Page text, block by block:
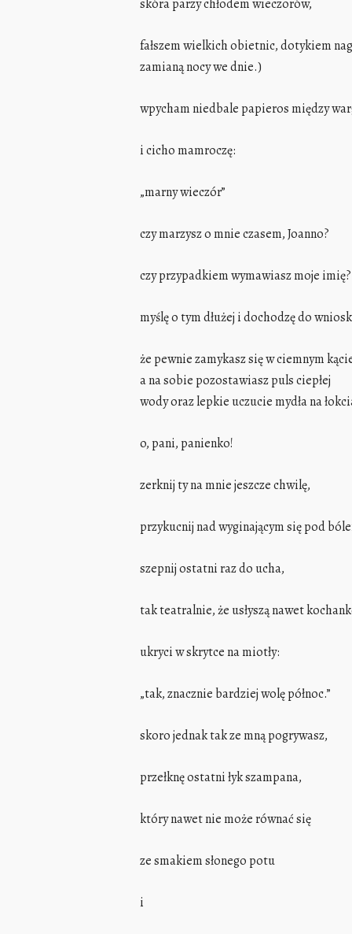
skóra parzy chłodem wieczorów,
fałszem wielkich obietnic, dotykiem
zamianą nocy we dnie.)
wpycham niedbale papieros między
i cicho mamroczę:
„marny wieczór”
czy marzysz o mnie czasem, Joanno?
czy przypadkiem wymawiasz moje imię?
myślę o tym dłużej i dochodzę do
że pewnie zamykasz się w ciemnym
a na sobie pozostawiasz puls ciepłej
wody oraz lepkie uczucie mydła na
o, pani, panienko!
zerknij ty na mnie jeszcze chwilę,
przykucnij nad wyginającym się pod
szepnij ostatni raz do ucha,
tak teatralnie, że usłyszą nawet
ukryci w skrytce na miotły:
„tak, znacznie bardziej wolę północ.”
skoro jednak tak ze mną pogrywasz,
przełknę ostatni łyk szampana,
który nawet nie może równać się
ze smakiem słonego potu
i